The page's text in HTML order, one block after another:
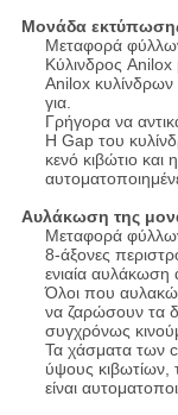
Μονάδα
Μεταφορά
Κύλινδρος Anilox
Anilox
για.
Γρήγορα να
Η Gap του
κενό κιβώτιο και
Αυλάκωση της
Μεταφορά
8-άξονες
ενιαία αυλάκωση
Όλοι που
να ζαρώσουν τα
συγχρόνως
Τα χάσματα των
ύψους κιβωτίων,
είναι